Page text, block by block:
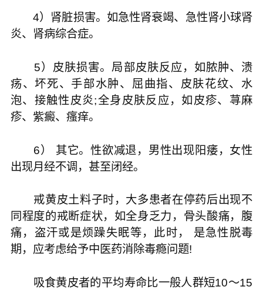
4）肾脏损害。如急性肾衰竭、急性肾小球肾
炎、肾病综合症。
5）皮肤损害。局部皮肤反应，如脓肿、溃
疡、坏死、手部水肿、屈曲指、皮肤花纹、水
泡、接触性皮炎;全身皮肤反应，如皮疹、荨麻
疹、紫癜、瘙痒。
6） 其它。性欲减退，男性出现阳痿，女性
出现月经不调，甚至闭经。
戒黄皮土料子时，大多患者在停药后出现不
同程度的戒断症状，如全身乏力，骨头酸痛，腹
痛，盗汗或是烦躁失眠等，此时， 是急性脱毒
期，应考虑给予中医药消除毒瘾问题!
吸食黄皮者的平均寿命比一般人群短10～15